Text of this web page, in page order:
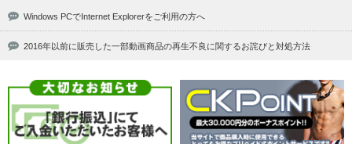
Windows PCでInternet Explorerをご利用の方へ
2016年以前に販売した一部動画商品の再生不良に関するお詫びと対処方法